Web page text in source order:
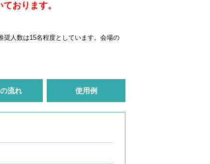
おります。
奨人数は15名程度としています。会場の
流れ 使用例